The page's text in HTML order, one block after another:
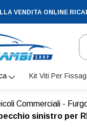
VENDITA ONLINE
Kit Viti Per
Commerciali -
sinistro per